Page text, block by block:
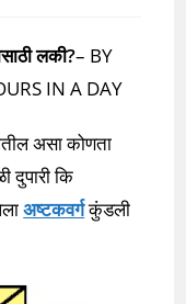
लकी?– BY
IN A DAY
असा कोणता
दुपारी कि
अष्टकवर्गकुंडली